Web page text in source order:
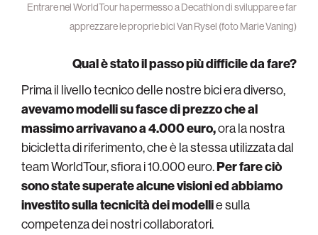
Entrare nel WorldTour ha permesso a Decathlon di sviluppare e far
apprezzare le proprie bici Van Rysel (foto Marie Vaning)
Qual è stato il passo più difficile da fare?
Prima il livello tecnico delle nostre bici era diverso,
avevamo modelli su fasce di prezzo che al
massimo arrivavano a 4.000 euro,ora la nostra
bicicletta di riferimento, che è la stessa utilizzata dal
team WorldTour, sfiora i 10.000 euro.Per fare ciò
sono state superate alcune visioni ed abbiamo
investito sulla tecnicità dei modellie sulla
competenza dei nostri collaboratori.